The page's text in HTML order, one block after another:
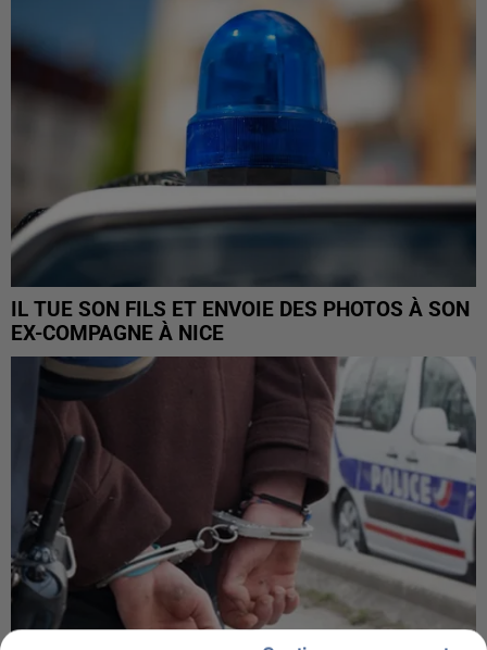
IL TUE SON FILS ET ENVOIE DES PHOTOS À SON
EX-COMPAGNE À NICE